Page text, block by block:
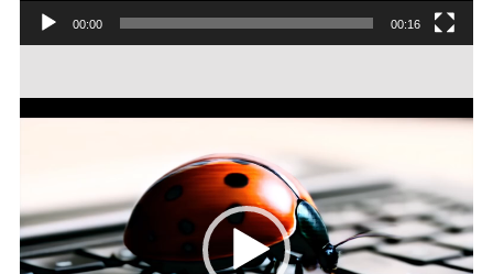
00:00 00:16
Coccineau-annonce